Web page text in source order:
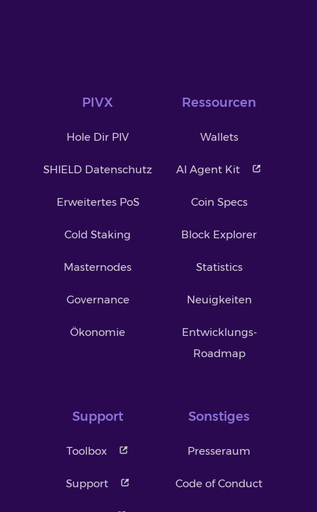
PIVX
Hole Dir PIV
SHIELD Datenschutz
Erweitertes PoS
Cold Staking
Masternodes
Governance
Ökonomie
Ressourcen
Wallets
AI Agent Kit
Coin Specs
Block Explorer
Statistics
Neuigkeiten
Entwicklungs-
Roadmap
Support
Toolbox
Support
Sonstiges
Presseraum
Code of Conduct